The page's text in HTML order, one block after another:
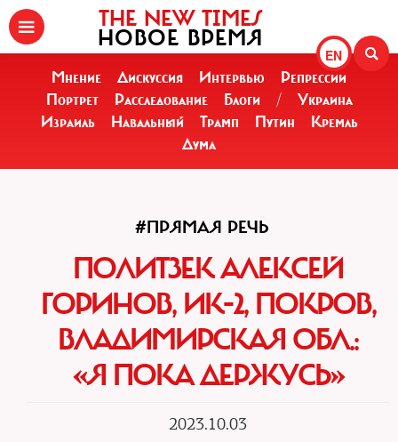
EN
THE NEW TIMES
НОВОЕ ВРЕМЯ
Мнение Дискуссия Интервью
Репрессии
Портрет
Расследование Блоги /
Украина
Израиль
Навальный Трамп Путин
Кремль
Дума
#ПРЯМАЯ РЕЧЬ
ПОЛИТЗЕК АЛЕКСЕЙ
ГОРИНОВ, ИК-2, ПОКРОВ,
ВЛАДИМИРСКАЯ ОБЛ.:
«Я ПОКА ДЕРЖУСЬ»
2023.10.03